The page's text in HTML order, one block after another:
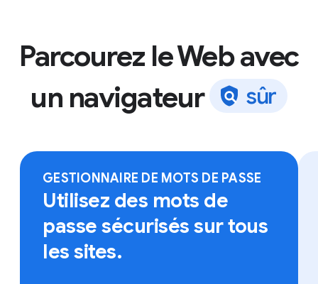
passe enregistrés et bien plus.
Parcourez le Web avec
un navigateur
sûr
GESTIONNAIRE DE MOTS DE PASSE
Utilisez des mots de
passe sécurisés sur tous
les sites.